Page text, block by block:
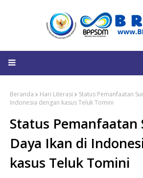
Beranda Hari Literasi
Status Pemanfaatan
Indonesia dengan kasus Teluk Tomini
Status Pemanfaatan
Daya Ikan di
kasus Teluk Tomini